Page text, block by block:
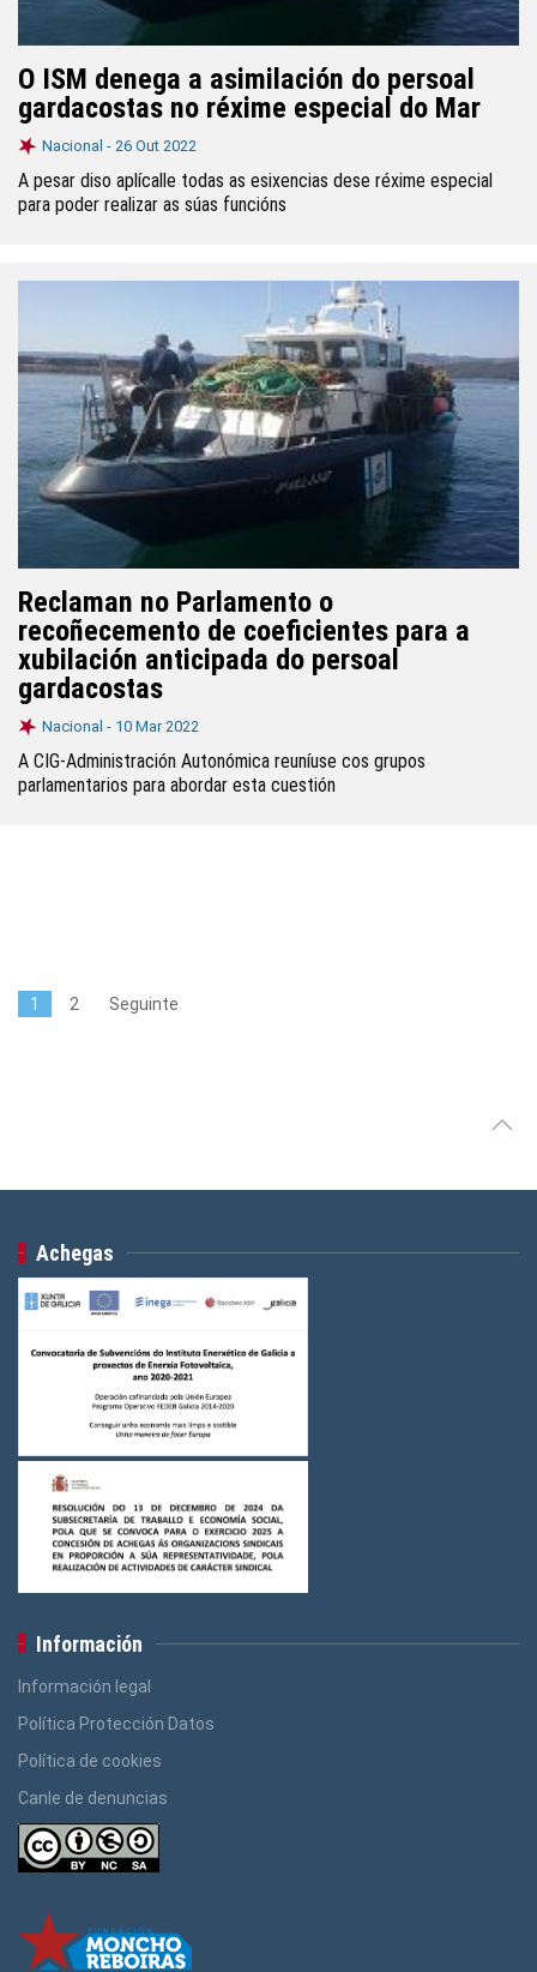
O ISM denega a asimilación do persoal
gardacostas no réxime especial do Mar
Nacional - 26 Out 2022
A pesar diso aplícalle todas as esixencias dese réxime especial
para poder realizar as súas funcións
Reclaman no Parlamento o
recoñecemento de coeficientes para a
xubilación anticipada do persoal
gardacostas
Nacional - 10 Mar 2022
A CIG-Administración Autonómica reuníuse cos grupos
parlamentarios para abordar esta cuestión
1 2 Seguinte
Achegas
Información
Información legal
Política Protección Datos
Política de cookies
Canle de denuncias